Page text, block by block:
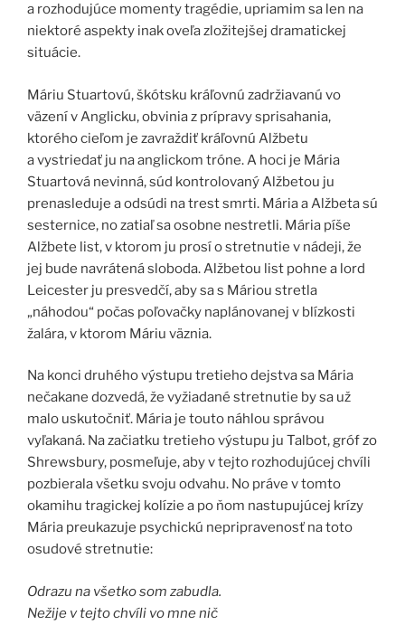
a rozhodujúce momenty tragédie, upriamim sa len na
niektoré aspekty inak oveľa zložitejšej dramatickej
situácie.
Máriu Stuartovú, škótsku kráľovnú zadržiavanú vo
väzení v Anglicku, obvinia z prípravy sprisahania,
ktorého cieľom je zavraždiť kráľovnú Alžbetu
a vystriedať ju na anglickom tróne. A hoci je Mária
Stuartová nevinná, súd kontrolovaný Alžbetou ju
prenasleduje a odsúdi na trest smrti. Mária a Alžbeta sú
sesternice, no zatiaľ sa osobne nestretli. Mária píše
Alžbete list, v ktorom ju prosí o stretnutie v nádeji, že
jej bude navrátená sloboda. Alžbetou list pohne a lord
Leicester ju presvedčí, aby sa s Máriou stretla
„náhodou“ počas poľovačky naplánovanej v blízkosti
žalára, v ktorom Máriu väznia.
Na konci druhého výstupu tretieho dejstva sa Mária
nečakane dozvedá, že vyžiadané stretnutie by sa už
malo uskutočniť. Mária je touto náhlou správou
vyľakaná. Na začiatku tretieho výstupu ju Talbot, gróf zo
Shrewsbury, posmeľuje, aby v tejto rozhodujúcej chvíli
pozbierala všetku svoju odvahu. No práve v tomto
okamihu tragickej kolízie a po ňom nastupujúcej krízy
Mária preukazuje psychickú nepripravenosť na toto
osudové stretnutie:
Odrazu na všetko som zabudla.
Nežije v tejto chvíli vo mne nič